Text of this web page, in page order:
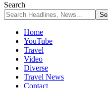
Search
Home
YouTube
Travel
Video
Diverse
Travel News
Contact